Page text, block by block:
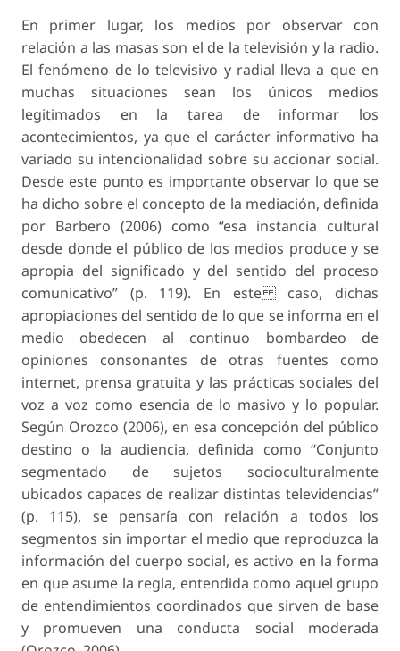
En primer lugar, los medios por observar con
relación a las masas son el de la televisión y la radio.
El fenómeno de lo televisivo y radial lleva a que en
muchas situaciones sean los únicos medios
legitimados en la tarea de informar los
acontecimientos, ya que el carácter informativo ha
variado su intencionalidad sobre su accionar social.
Desde este punto es importante observar lo que se
ha dicho sobre el concepto de la mediación, definida
por Barbero (2006) como “esa instancia cultural
desde donde el público de los medios produce y se
apropia del significado y del sentido del proceso
comunicativo” (p. 119). En este caso, dichas
apropiaciones del sentido de lo que se informa en el
medio obedecen al continuo bombardeo de
opiniones consonantes de otras fuentes como
internet, prensa gratuita y las prácticas sociales del
voz a voz como esencia de lo masivo y lo popular.
Según Orozco (2006), en esa concepción del público
destino o la audiencia, definida como “Conjunto
segmentado de sujetos socioculturalmente
ubicados capaces de realizar distintas televidencias”
(p. 115), se pensaría con relación a todos los
segmentos sin importar el medio que reproduzca la
información del cuerpo social, es activo en la forma
en que asume la regla, entendida como aquel grupo
de entendimientos coordinados que sirven de base
y promueven una conducta social moderada